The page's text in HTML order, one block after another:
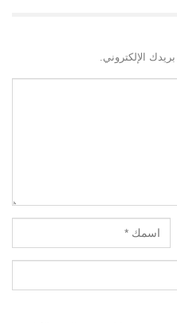
الإلكتروني.